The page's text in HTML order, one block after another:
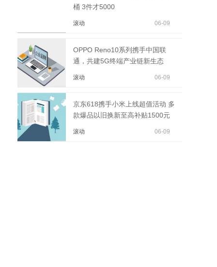
桶 3件才5000
滚动 06-09
OPPO Reno10系列携手中国联
通，共建5G终端产业链新生态
滚动 06-09
京东618携手小米上线超值活动 多
款爆品以旧换新至高补贴1500元
滚动 06-09